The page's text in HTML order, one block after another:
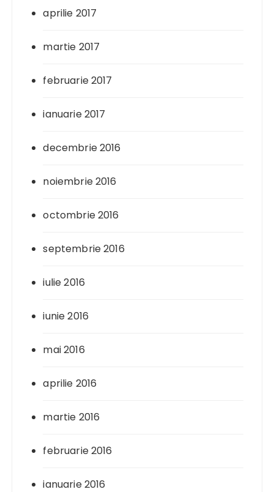
aprilie 2017
martie 2017
februarie 2017
ianuarie 2017
decembrie 2016
noiembrie 2016
octombrie 2016
septembrie 2016
iulie 2016
iunie 2016
mai 2016
aprilie 2016
martie 2016
februarie 2016
ianuarie 2016